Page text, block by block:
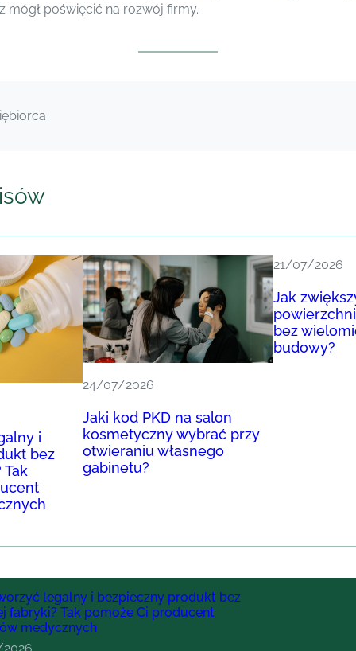
mógł poświęcić na rozwój firmy.
i
bez
Tak
24/07/2026
Jaki kod PKD na salon
kosmetyczny wybrać przy
otwieraniu własnego
gabinetu?
21/07/2026
Jak
bez
budowy?
legalny i bezpieczny produkt bez
fabryki? Tak pomoże Ci producent
medycznych